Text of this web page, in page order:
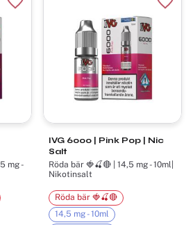
Lägg till i favoriter
IVG 6000 | Pink Pop | Nic
Salt
Röda bär 🍓🍒🔴 | 14,5 mg - 10ml|
Nikotinsalt
Röda bär 🍓🍒🔴
14,5 mg - 10ml